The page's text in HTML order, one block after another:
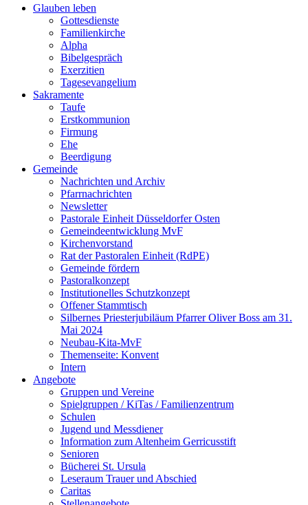
Glauben leben
Gottesdienste
Familienkirche
Alpha
Bibelgespräch
Exerzitien
Tagesevangelium
Sakramente
Taufe
Erstkommunion
Firmung
Ehe
Beerdigung
Gemeinde
Nachrichten und Archiv
Pfarrnachrichten
Newsletter
Pastorale Einheit Düsseldorfer Osten
Gemeindeentwicklung MvF
Kirchenvorstand
Rat der Pastoralen Einheit (RdPE)
Gemeinde fördern
Pastoralkonzept
Institutionelles Schutzkonzept
Offener Stammtisch
Silbernes Priesterjubiläum Pfarrer Oliver Boss am 31.
Mai 2024
Neubau-Kita-MvF
Themenseite: Konvent
Intern
Angebote
Gruppen und Vereine
Spielgruppen / KiTas / Familienzentrum
Schulen
Jugend und Messdiener
Information zum Altenheim Gerricusstift
Senioren
Bücherei St. Ursula
Leseraum Trauer und Abschied
Caritas